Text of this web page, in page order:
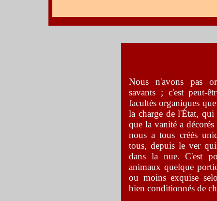
Nous n'avons pas
savants ; c'est peut-
facultés organiques
la charge de l'État,
que la vanité a
nous a tous créés
tous, depuis le ver
dans la nue. C'est
animaux quelque
ou moins exquise
bien conditionnés de